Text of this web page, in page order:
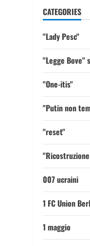
CATEGORIES
"Lady Pesc"
"Legge Bove"
"One-itis"
"Putin non
"reset"
007 ucraini
1 FC Union
1 maggio